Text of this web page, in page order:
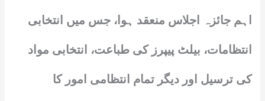
اہم جائزہ اجلاس منعقد ہوا، جس میں انتخابی
انتظامات، بیلٹ پیپرز کی طباعت، انتخابی مواد
کی ترسیل اور دیگر تمام انتظامی امور کا